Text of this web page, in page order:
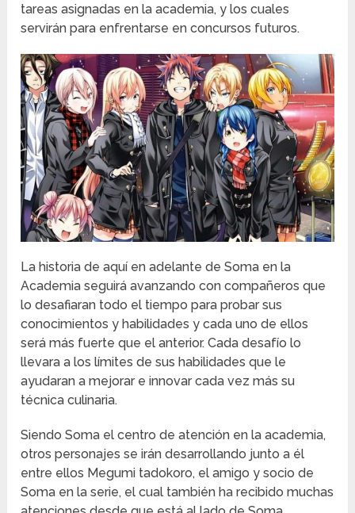
tareas asignadas en la academia, y los cuales
servirán para enfrentarse en concursos futuros.
La historia de aquí en adelante de Soma en la
Academia seguirá avanzando con compañeros que
lo desafiaran todo el tiempo para probar sus
conocimientos y habilidades y cada uno de ellos
será más fuerte que el anterior. Cada desafío lo
llevara a los límites de sus habilidades que le
ayudaran a mejorar e innovar cada vez más su
técnica culinaria.
Siendo Soma el centro de atención en la academia,
otros personajes se irán desarrollando junto a él
entre ellos Megumi tadokoro, el amigo y socio de
Soma en la serie, el cual también ha recibido muchas